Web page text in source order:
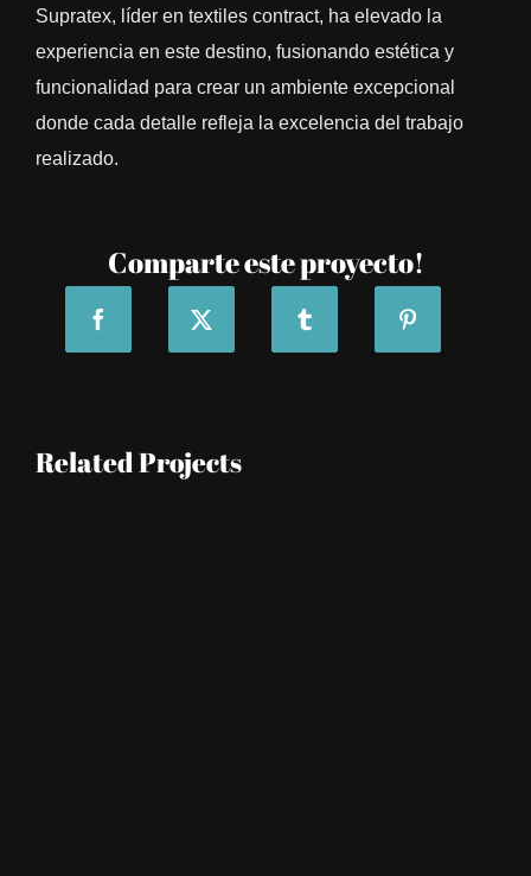
Supratex, líder en textiles contract, ha elevado la
experiencia en este destino, fusionando estética y
funcionalidad para crear un ambiente excepcional
donde cada detalle refleja la excelencia del trabajo
realizado.
Comparte este proyecto!
Related Projects